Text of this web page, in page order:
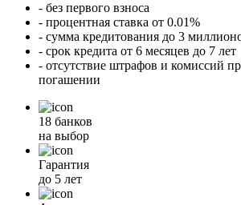
- без первого взноса
- процентная ставка от 0.01%
- сумма кредитования до 3
- срок кредита от 6 месяцев до 7 лет
- отсутствие штрафов и комиссий
погашении
18 банков
на выбор
Гарантия
до 5 лет